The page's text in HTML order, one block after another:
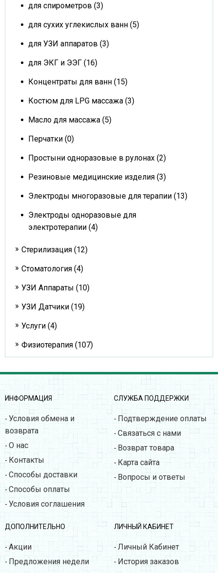
для спирометров (3)
для сухих углекислых ванн (5)
для УЗИ аппаратов (3)
для ЭКГ и ЭЭГ (16)
Концентраты для ванн (15)
Костюм для LPG массажа (3)
Масло для массажа (5)
Перчатки (0)
Простыни одноразовые в рулонах (2)
Резиновые медицинские изделия (3)
Электроды многоразовые для терапии (13)
Электроды одноразовые для
электротерапии (4)
Стерилизация (12)
Стоматология (4)
УЗИ Аппараты (10)
УЗИ Датчики (19)
Услуги (4)
Физиотерапия (107)
ИНФОРМАЦИЯ
- Условия обмена и
возврата
- О нас
-Контакты
- Способы доставки
-Способы оплаты
- Условия соглашения
СЛУЖБА ПОДДЕРЖКИ
-Подтверждение оплаты
- Связаться с нами
-Возврат товара
-Карта сайта
-Вопросы и ответы
ДОПОЛНИТЕЛЬНО
-Акции
- Предложения недели
ЛИЧНЫЙ КАБИНЕТ
- Личный Кабинет
- История заказов